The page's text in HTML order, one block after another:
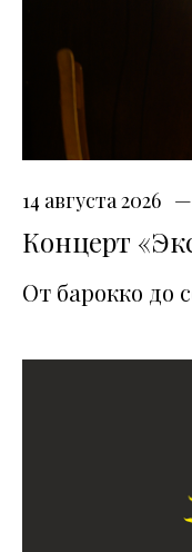
14 августа 2026
Концерт
От барокко до